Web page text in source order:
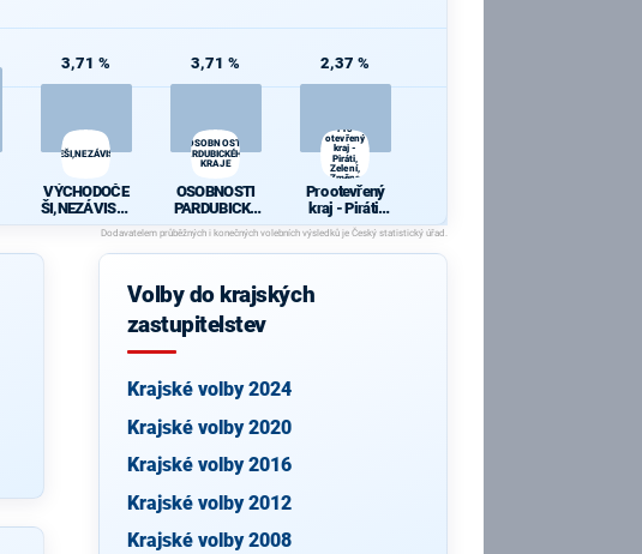
3,71 %
VÝCHODOČEŠI,NEZÁVISLÍ,PATRIOTI
VÝCHODOČE
ŠI,NEZÁVISLÍ,
PATRIOTI
3,71 %
OSOBNOSTI
PARDUBICKÉHO
KRAJE
OSOBNOSTI
PARDUBICKÉ
HO KRAJE
2,37 %
Pro
otevřený
kraj -
Piráti,
Zelení,
Změna
Pro otevřený
kraj - Piráti,
Zelení, Změna
Volby do krajských
zastupitelstev
Krajské volby 2024
Krajské volby 2020
Krajské volby 2016
Krajské volby 2012
Krajské volby 2008